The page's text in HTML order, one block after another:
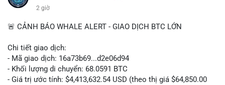
2 giờ
🚨 CẢNH BÁO WHALE ALERT - GIAO DỊCH BTC LỚN
Chi tiết giao dịch:
- Mã giao dịch: 16a73b69...d2e06d94
- Khối lượng di chuyển: 68.0591 BTC
- Giá trị ước tính: $4,413,632.54 USD (theo thị giá $64,850.00